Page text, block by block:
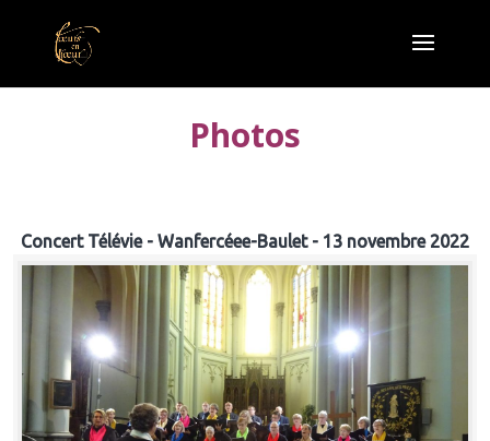
Photos
Concert Télévie - Wanfercéee-Baulet - 13 novembre 2022